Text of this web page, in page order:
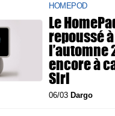
HOMEPOD
Le
repoussé à
l’automne
encore à
Siri
06/03 Dargo